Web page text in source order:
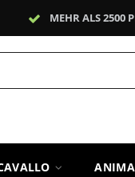
MEHR ALS 2500